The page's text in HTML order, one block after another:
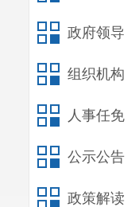
政府领导
组织机构
人事任免
公示公告
政策解读